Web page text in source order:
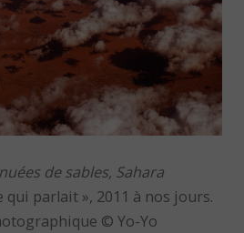
de sables, Sahara
qui parlait », 2011 à nos jours.
© Yo-Yo